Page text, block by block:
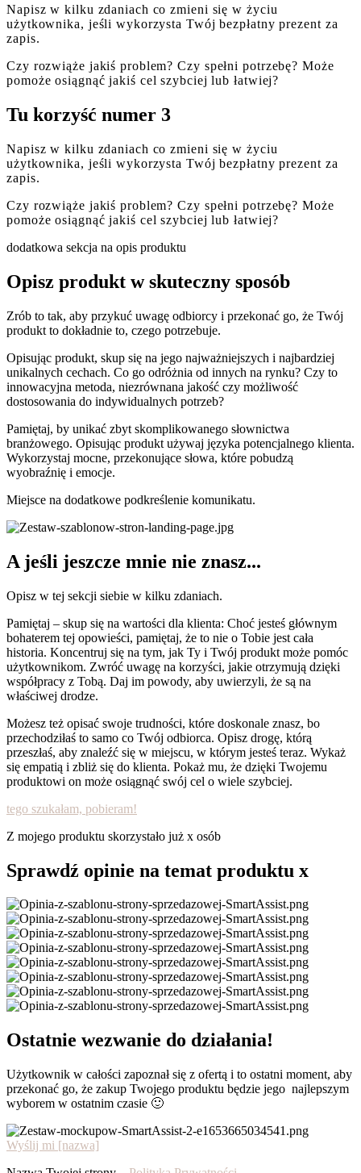
Napisz w kilku zdaniach co zmieni się w życiu
użytkownika, jeśli wykorzysta Twój bezpłatny prezent za
zapis.
Czy rozwiąże jakiś problem? Czy spełni potrzebę? Może
pomoże osiągnąć jakiś cel szybciej lub łatwiej?
Tu korzyść numer 3
Napisz w kilku zdaniach co zmieni się w życiu
użytkownika, jeśli wykorzysta Twój bezpłatny prezent za
zapis.
Czy rozwiąże jakiś problem? Czy spełni potrzebę? Może
pomoże osiągnąć jakiś cel szybciej lub łatwiej?
dodatkowa sekcja na opis produktu
Opisz produkt w skuteczny sposób
Zrób to tak, aby przykuć uwagę odbiorcy i przekonać go, że Twój
produkt to dokładnie to, czego potrzebuje.
Opisując produkt, skup się na jego najważniejszych i najbardziej
unikalnych cechach. Co go odróżnia od innych na rynku? Czy to
innowacyjna metoda, niezrównana jakość czy możliwość
dostosowania do indywidualnych potrzeb?
Pamiętaj, by unikać zbyt skomplikowanego słownictwa
branżowego. Opisując produkt używaj języka potencjalnego klienta.
Wykorzystaj mocne, przekonujące słowa, które pobudzą
wyobraźnię i emocje.
Miejsce na dodatkowe podkreślenie komunikatu.
A jeśli jeszcze mnie nie znasz...
Opisz w tej sekcji siebie w kilku zdaniach.
Pamiętaj – skup się na wartości dla klienta: Choć jesteś głównym
bohaterem tej opowieści, pamiętaj, że to nie o Tobie jest cała
historia. Koncentruj się na tym, jak Ty i Twój produkt może pomóc
użytkownikom. Zwróć uwagę na korzyści, jakie otrzymują dzięki
współpracy z Tobą. Daj im powody, aby uwierzyli, że są na
właściwej drodze.
Możesz też opisać swoje trudności, które doskonale znasz, bo
przechodziłaś to samo co Twój odbiorca. Opisz drogę, którą
przeszłaś, aby znaleźć się w miejscu, w którym jesteś teraz. Wykaż
się empatią i zbliż się do klienta. Pokaż mu, że dzięki Twojemu
produktowi on może osiągnąć swój cel o wiele szybciej.
tego szukałam, pobieram!
Z mojego produktu skorzystało już x osób
Sprawdź opinie na temat produktu x
Ostatnie wezwanie do działania!
Użytkownik w całości zapoznał się z ofertą i to ostatni moment, aby
przekonać go, że zakup Twojego produktu będzie jego najlepszym
wyborem w ostatnim czasie 🙂
Wyślij mi [nazwa]